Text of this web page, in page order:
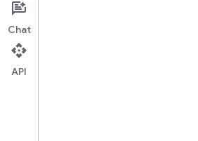
Chat
API